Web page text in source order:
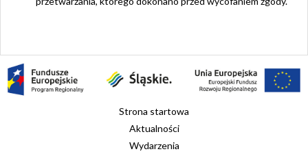
Strona startowa
Aktualności
Wydarzenia